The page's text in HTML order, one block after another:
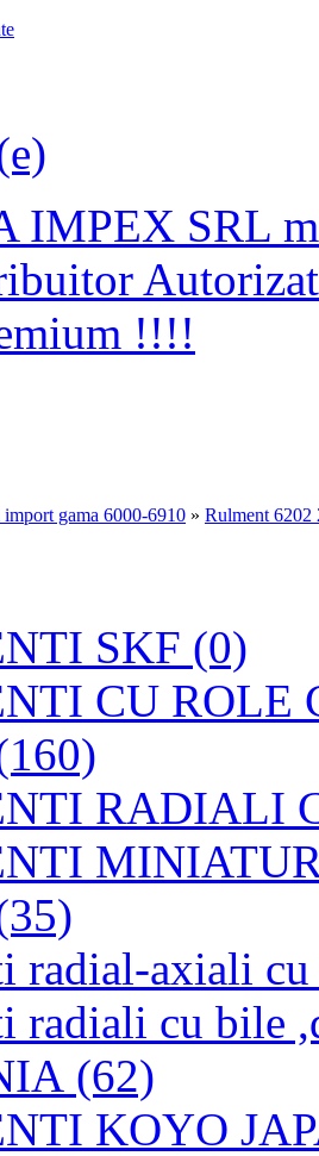
gama 6000-6910 » Rulment 6202
SKF (0)
CU ROLE
RADIALI
radial-axiali
radiali cu bile
(62)
KOYO